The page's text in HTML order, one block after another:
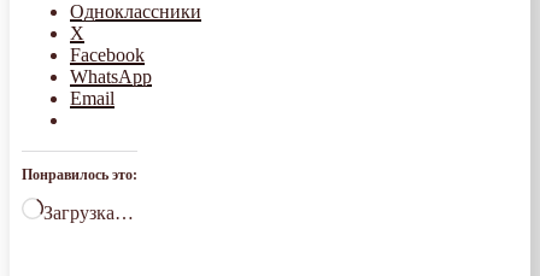
Одноклассники
X
Facebook
WhatsApp
Email
Понравилось это:
Загрузка…